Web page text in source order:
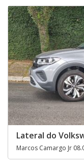
Lateral do
Marcos Camargo Jr